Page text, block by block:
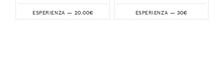
ESPERIENZA — 20.00€ ESPERIENZA — 30€